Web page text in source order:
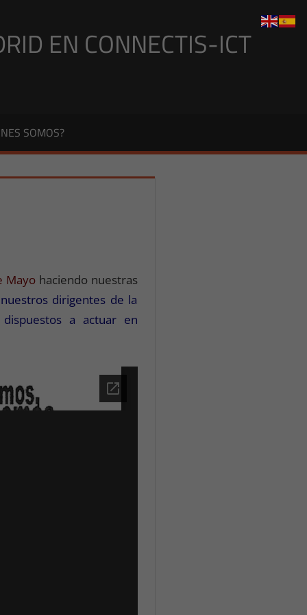
EN CONNECTIS-ICT
SOMOS?
Mayohaciendo nuestras
dirigentes de la
a actuar en